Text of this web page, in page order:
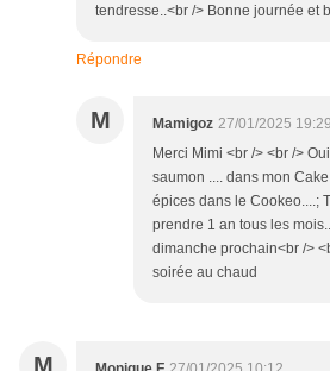
tendresse..<br /> Bonne journée et
Répondre
M Mamigoz 27/01/2025 19:29
Merci Mimi <br /> <br />
saumon .... dans mon
épices dans le Cookeo....;
prendre 1 an tous les
dimanche prochain<br />
soirée au chaud
M